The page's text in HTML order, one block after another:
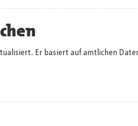
Er basiert auf amtlichen